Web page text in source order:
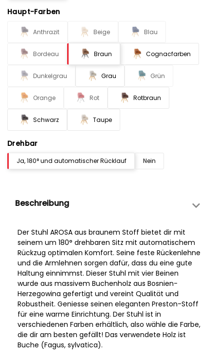
Haupt-Farben
Anthrazit Beige Blau
Bordeau Braun Cognacfarben
Dunkelgrau Grau Grün
Orange Rot Rotbraun
Schwarz Taupe
Drehbar
Ja, 180° und automatischer Rücklauf Nein
Beschreibung
Der Stuhl AROSA aus braunem Stoff bietet dir mit
seinem um 180° drehbaren Sitz mit automatischem
Rückzug optimalen Komfort. Seine feste Rückenlehne
und die Armlehnen sorgen dafür, dass du eine gute
Haltung einnimmst. Dieser Stuhl mit vier Beinen
wurde aus massivem Buchenholz aus Bosnien-
Herzegowina gefertigt und vereint Qualität und
Robustheit. Geniesse seinen eleganten Preston-Stoff
für eine warme Einrichtung. Der Stuhl ist in
verschiedenen Farben erhältlich, also wähle die Farbe,
die dir am besten gefällt! Das verwendete Holz ist
Buche (Fagus, sylvatica).